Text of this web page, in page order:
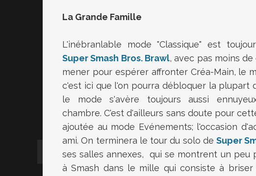
La Grande Famille
L'inébranlable mode "Classique" est
Super Smash Bros. Brawl, avec pas moins
mener pour espérer affronter Créa-Main, le
c'est ici que l'on pourra débloquer la plupart
le mode s'avère toujours aussi
chambre. C'est d'ailleurs sans doute pour
ajoutée au mode Evénements; l'occasion
ami. On terminera le tour du solo de Super
ses salles annexes, qui se montrent un peu
à Smash dans le mille qui consiste à